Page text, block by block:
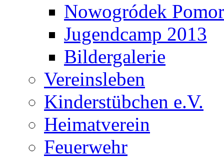
Nowogródek
Jugendcamp 2013
Bildergalerie
Vereinsleben
Kinderstübchen e.V.
Heimatverein
Feuerwehr